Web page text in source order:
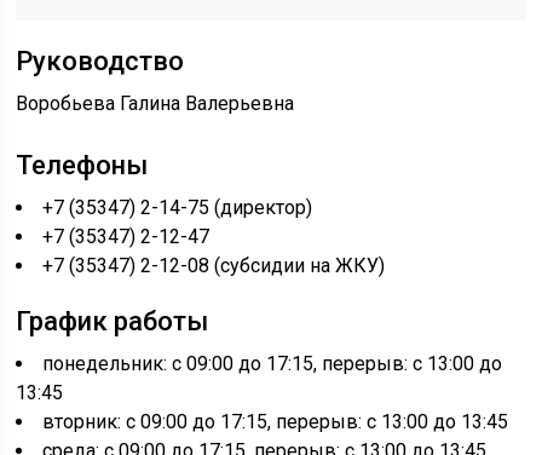
Руководство
Воробьева Галина Валерьевна
Телефоны
+7 (35347) 2-14-75 (директор)
+7 (35347) 2-12-47
+7 (35347) 2-12-08 (субсидии на ЖКУ)
График работы
понедельник: с 09:00 до 17:15, перерыв: с 13:00 до
13:45
вторник: с 09:00 до 17:15, перерыв: с 13:00 до 13:45